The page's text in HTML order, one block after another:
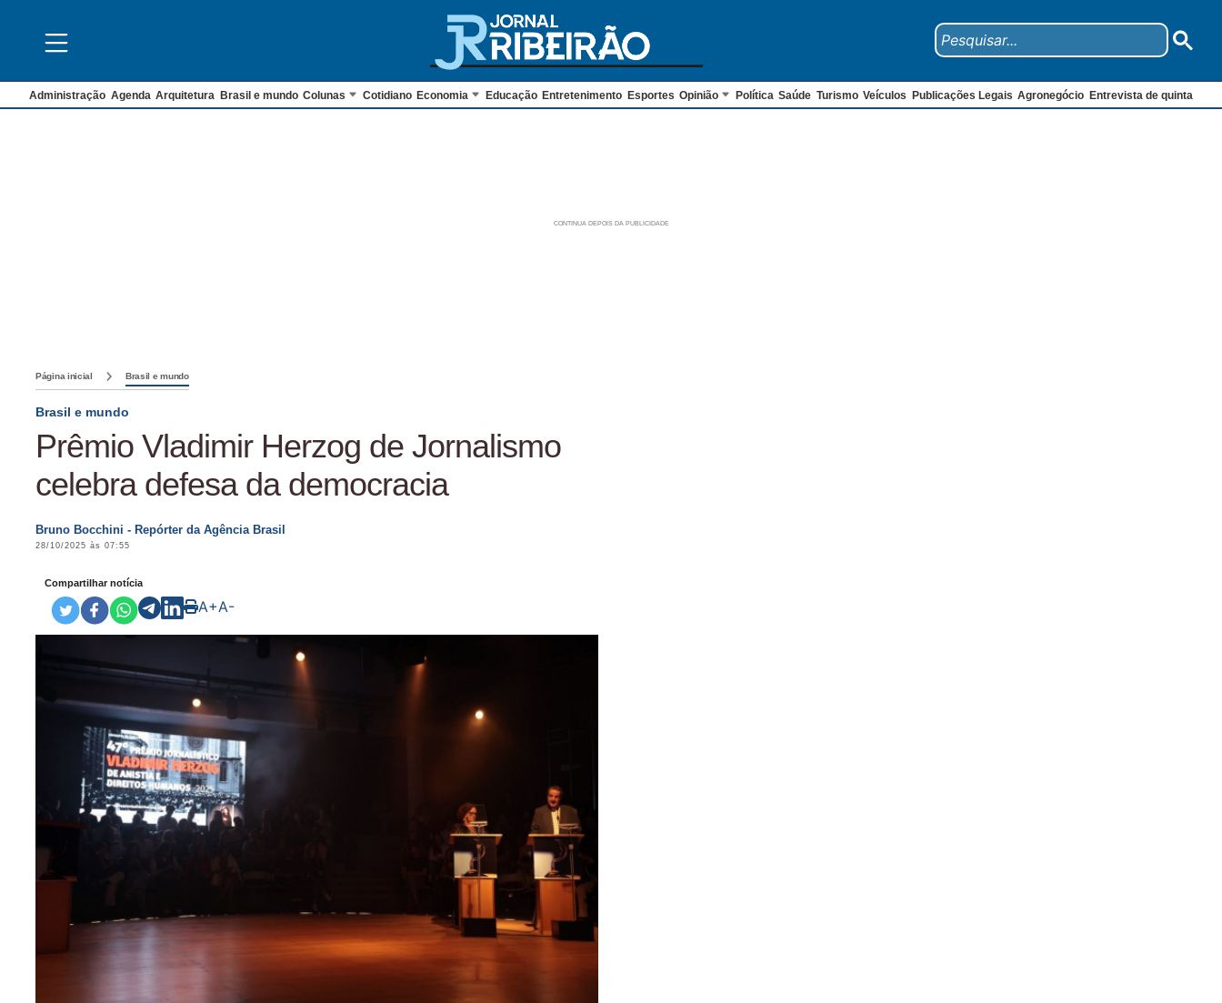
Administração Agenda Arquitetura Brasil e mundo Colunas Cotidiano Economia Educação Entretenimento Esportes Opinião Política Saúde Turismo Veículos Publicações Legais Agronegócio Entrevista de quinta
Página inicial Brasil e mundo
Brasil e mundo
Prêmio Vladimir Herzog de Jornalismo
celebra defesa da democracia
Bruno Bocchini - Repórter da Agência Brasil
28/10/2025 às 07:55
Compartilhar notícia
A+A-